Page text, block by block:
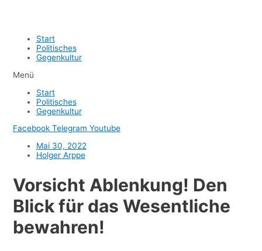
Start
Politisches
Gegenkultur
Menü
Start
Politisches
Gegenkultur
Facebook Telegram Youtube
Mai 30, 2022
Holger Arppe
Vorsicht Ablenkung! Den
Blick für das Wesentliche
bewahren!